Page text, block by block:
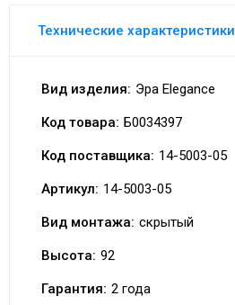
Технические характеристики
Вид изделия: Эра Elegance
Код товара: Б0034397
Код поставщика: 14-5003-05
Артикул: 14-5003-05
Вид монтажа: скрытый
Высота: 92
Гарантия: 2 года